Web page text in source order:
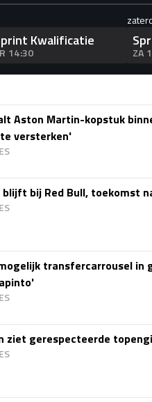
Kwalificatie
14:30 ZA
Aston Martin-kopstuk
versterken'
bij Red Bull, toekomst
transfercarrousel in
ziet gerespecteerde